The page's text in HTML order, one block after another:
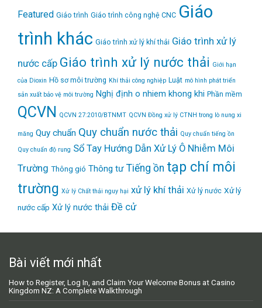
Featured Giáo trình Giáo trình công nghệ CNC Giáo
trình khác Giáo trình xử lý khí thải Giáo trình xử lý
nước cấp Giáo trình xử lý nước thải Giới hạn
của Dioxin Hồ sơ môi trường Khí thải công nghiệp Luật mô hình phát triển
sản xuất bảo vệ môi trường Nghị định o nhiem khong khi Phần mềm
QCVN QCVN 27:2010/BTNMT QCVN Đồng xử lý CTNH trong lò nung xi
măng Quy chuẩn Quy chuẩn nước thải Quy chuẩn tiếng ồn
Quy chuẩn độ rung Sổ Tay Hướng Dẫn Xử Lý Ô Nhiễm Môi
Trường Thông gió Thông tư Tiếng ồn tạp chí môi
trường Xử lý Chất thải nguy hại xử lý khí thải Xử lý nước Xử lý
nước cấp Xử lý nước thải Đề cử
Bài viết mới nhất
How to Register, Log In, and Claim Your Welcome Bonus at Casino
Kingdom NZ: A Complete Walkthrough